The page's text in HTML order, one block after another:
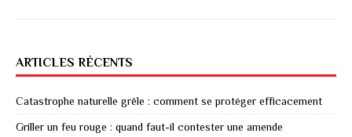
ARTICLES RÉCENTS
Catastrophe naturelle grêle : comment se protéger efficacement
Griller un feu rouge : quand faut-il contester une amende